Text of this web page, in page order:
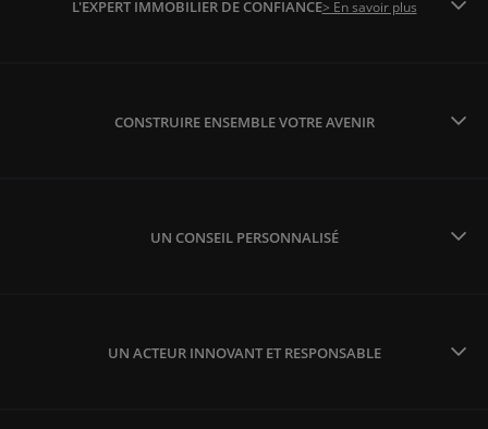
L'EXPERT IMMOBILIER DE CONFIANCE> En savoir plus
CONSTRUIRE ENSEMBLE VOTRE AVENIR
UN CONSEIL PERSONNALISÉ
UN ACTEUR INNOVANT ET RESPONSABLE